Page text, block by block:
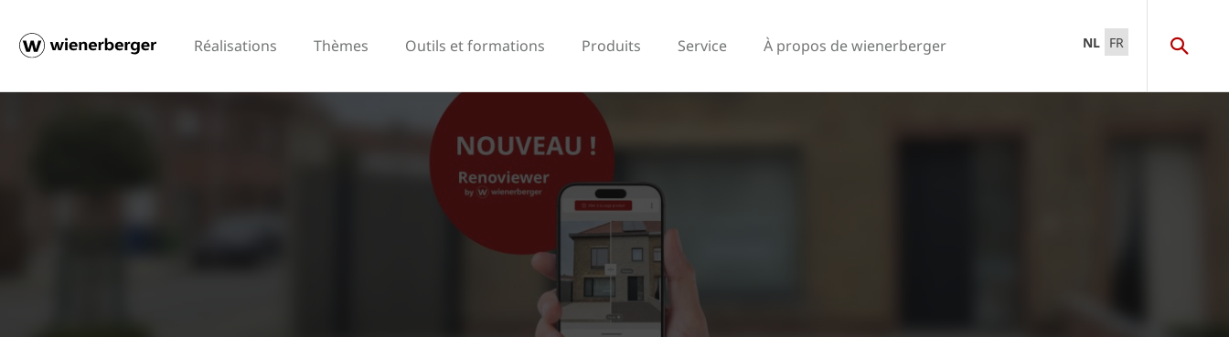
Réalisations Thèmes Outils et formations Produits Service À propos de wienerberger NL FR